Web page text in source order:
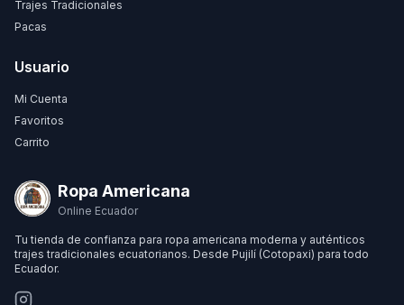
Trajes Tradicionales
Pacas
Usuario
Mi Cuenta
Favoritos
Carrito
Ropa Americana
Online Ecuador
Tu tienda de confianza para ropa americana moderna y auténticos
trajes tradicionales ecuatorianos. Desde Pujilí (Cotopaxi) para todo
Ecuador.